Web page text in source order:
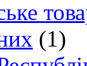
(1)